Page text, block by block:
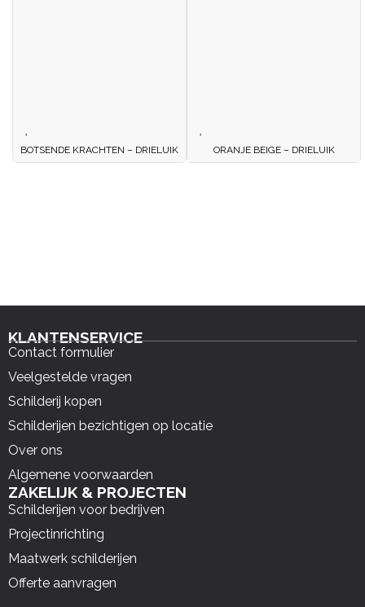
BOTSENDE KRACHTEN – DRIELUIK ORANJE BEIGE – DRIELUIK
KLANTENSERVICE
Contact formulier
Veelgestelde vragen
Schilderij kopen
Schilderijen bezichtigen op locatie
Over ons
Algemene voorwaarden
ZAKELIJK & PROJECTEN
Schilderijen voor bedrijven
Projectinrichting
Maatwerk schilderijen
Offerte aanvragen